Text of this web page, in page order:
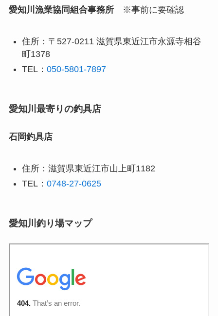
愛知川漁業協同組合事務所 ※事前に要確認
住所：〒527-0211 滋賀県東近江市永源寺相谷
町1378
TEL： 050-5801-7897
愛知川最寄りの釣具店
石岡釣具店
住所：滋賀県東近江市山上町1182
TEL： 0748-27-0625
愛知川釣り場マップ